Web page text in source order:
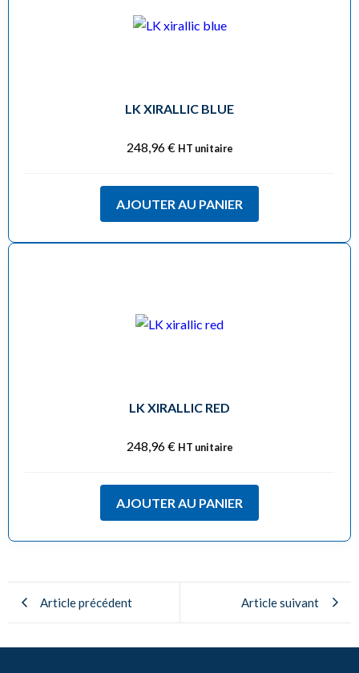
LK XIRALLIC BLUE
248,96€ HT unitaire
AJOUTER AU PANIER
LK XIRALLIC RED
248,96€ HT unitaire
AJOUTER AU PANIER
Article précédent Article suivant